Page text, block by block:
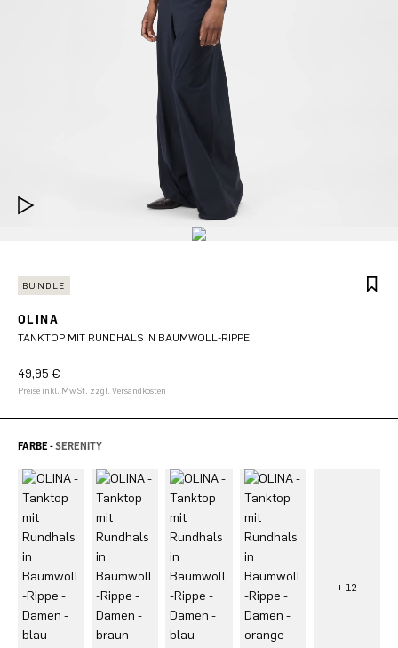
BUNDLE
OLINA
TANKTOP MIT RUNDHALS IN BAUMWOLL-RIPPE
49,95 €
Preise inkl. MwSt. zzgl. Versandkosten
FARBE -SERENITY